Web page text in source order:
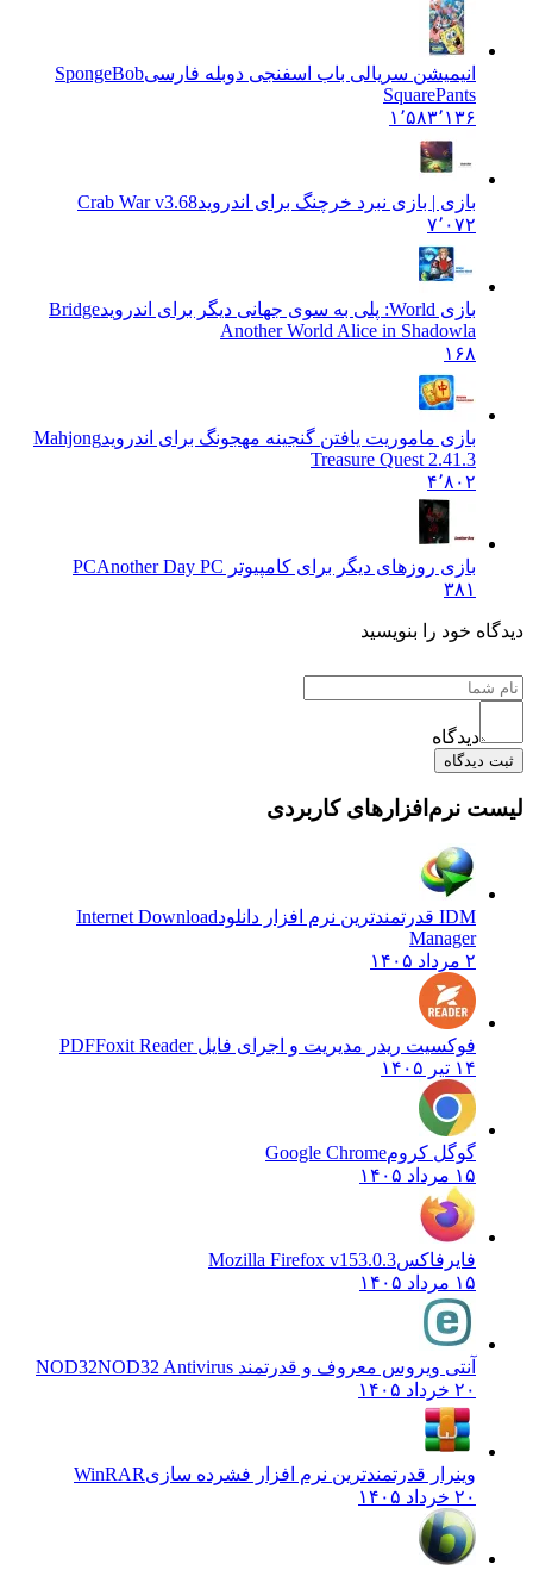
انیمیشن سریالی باب اسفنجی دوبله فارسیSpongeBob
SquarePants
۱٬۵۸۳٬۱۳۶
بازی | بازی نبرد خرچنگ برای اندرویدCrab War v3.68
۷٬۰۷۲
بازی World: پلی به سوی جهانی دیگر برای اندروید
Bridge
Another World Alice in Shadowla
۱۶۸
بازی ماموریت یافتن گنجینه مهجونگ برای اندرویدMahjong
Treasure Quest 2.41.3
۴٬۸۰۲
بازی روزهای دیگر برای کامپیوتر PC Another Day PC
۳۸۱
دیدگاه خود را بنویسید
دیدگاه
ثبت دیدگاه
لیست نرم‌افزارهای کاربردی
IDM قدرتمندترین نرم افزار دانلود
Internet Download
Manager
۲ مرداد ۱۴۰۵
فوکسیت ریدر مدیریت و اجرای فایل PDFFoxit Reader
۱۴ تیر ۱۴۰۵
گوگل کرومGoogle Chrome
۱۵ مرداد ۱۴۰۵
فایرفاکسMozilla Firefox v153.0.3
۱۵ مرداد ۱۴۰۵
آنتی ویروس معروف و قدرتمند NOD32 NOD32 Antivirus
۲۰ خرداد ۱۴۰۵
وینرار قدرتمندترین نرم افزار فشرده سازیWinRAR
۲۰ خرداد ۱۴۰۵